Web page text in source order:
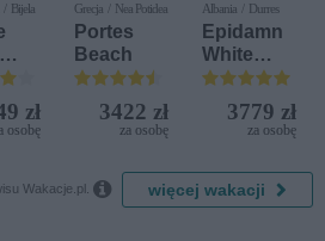
/ Bijela
zł
osobę
Grecja / Nea Potidea
Portes
Beach
3422 zł
za osobę
Albania / Durres
Epidamn
White
Sensation
3779 zł
za osobę
Wakacje.pl.  więcej wakacji